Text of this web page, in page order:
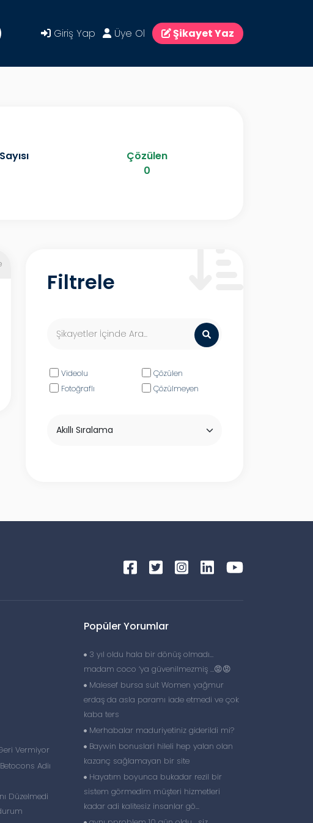
Giriş Yap Üye Ol Şikayet Yaz
Çözülen
0
Filtrele
Videolu
Çözülen
Fotoğraflı
Çözülmeyen
Vermiyor
Adiı
Düzelmedi
Popüler Yorumlar
3 yıl oldu hala bir dönüş olmadı…
madam coco ‘ya güvenilmezmiş …😡😡
Malesef bursa suit Women yağmur
erdaş da asla paramı iade etmedi ve çok
kaba ters
Merhabalar maduriyetiniz giderildi mi?
Baywin bonuslari hileli hep yalan olan
kazanç sağlamayan bir site
Hayatım boyunca bukadar rezil bir
sistem görmedim müşteri hizmetleri
kadar adi kalitesiz insanlar gö...